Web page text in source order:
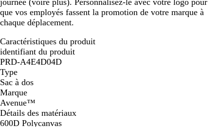
journée (voire plus). Personnalisez-le avec votre logo pour
que vos employés fassent la promotion de votre marque à
chaque déplacement.
Caractéristiques du produit
identifiant du produit
PRD-A4E4D04D
Type
Sac à dos
Marque
Avenue™
Détails des matériaux
600D Polycanvas